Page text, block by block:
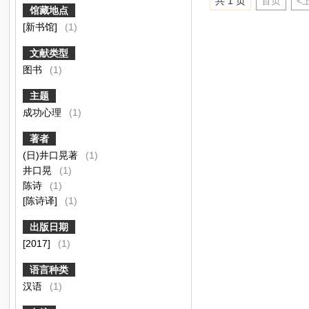
馆藏地点
[新书馆]
(1)
文献类型
图书
(1)
主题
成功心理
(1)
著者
(日)井口晃著
(1)
井口晃
(1)
陈诗
(1)
[陈诗译]
(1)
出版日期
[2017]
(1)
语言种类
汉语
(1)